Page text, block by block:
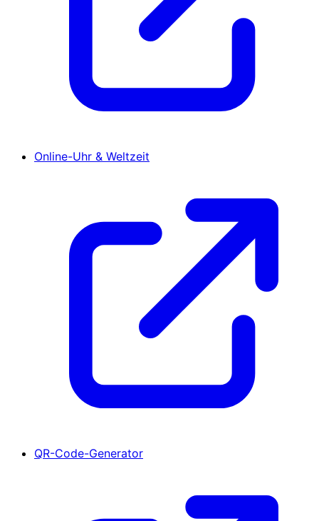
Online-Uhr & Weltzeit
QR-Code-Generator